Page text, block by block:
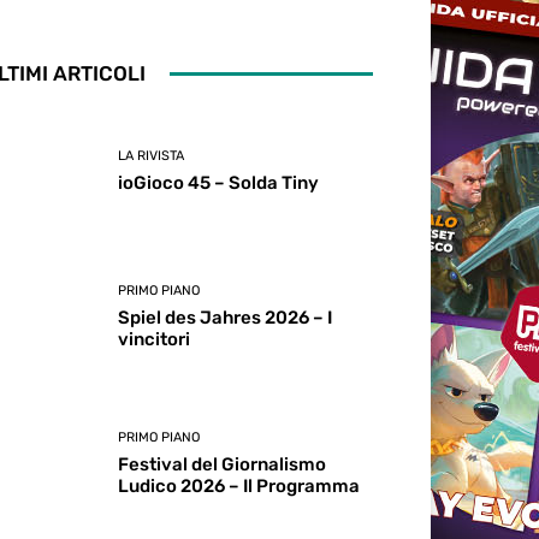
ARTICOLI
LA RIVISTA
ioGioco 45 – Solda Tiny
PRIMO PIANO
Spiel des Jahres 2026 – I
vincitori
PRIMO PIANO
Festival del Giornalismo
Ludico 2026 – Il Programma